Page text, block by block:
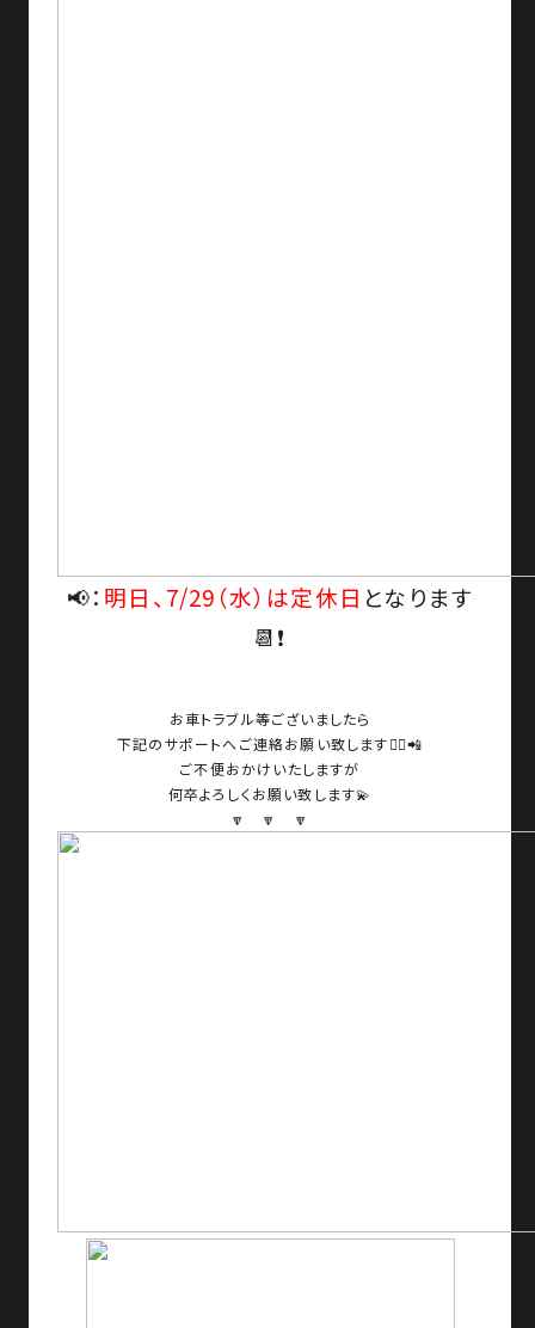
📢： 明日、7/29（水）は定休日 となります
📆❗
お車トラブル等ございましたら
下記のサポートへご連絡お願い致します🙇‍♀️📲
ご不便おかけいたしますが
何卒よろしくお願い致します💫
🔽 🔽 🔽